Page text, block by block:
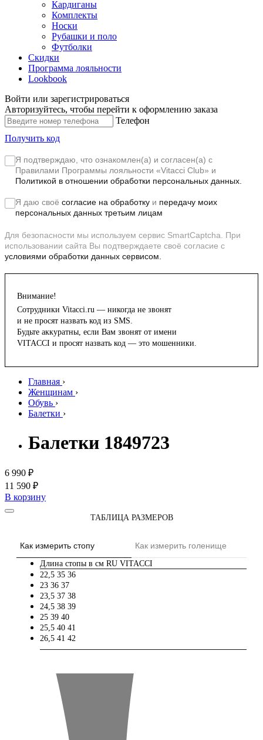
Кардиганы
Комплекты
Носки
Рубашки и поло
Футболки
Скидки
Программа лояльности
Lookbook
Войти или зарегистрироваться
Авторизуйтесь, чтобы перейти к оформлению заказа
Телефон
Получить код
Я подтверждаю, что ознакомлен(а) и согласен(а) с
Правилами Программы лояльности «Vitacci Club» и
Политикой в отношении обработки персональных данных.
Я даю своё согласие на обработку и передачу моих
персональных данных третьим лицам
Для безопасности мы используем сервис SmartCaptcha. При
использовании сайта Вы подтверждаете своё согласие с
условиями обработки данных сервисом.
Внимание!
Сотрудники Vitacci.ru — никогда не звонят
и не просят назвать код из SMS.
Будьте аккуратны, если Вам звонят от имени
VITACCI и просят назвать код — это мошенники.
Главная ›
Женщинам ›
Обувь ›
Балетки ›
Балетки 1849723
6 990 ₽
11 590 ₽
В корзину
ТАБЛИЦА РАЗМЕРОВ
Как измерить стопу Как измерить голенище
Длина стопы в см RU VITACCI
22,5 35 36
23 36 37
23,5 37 38
24,5 38 39
25 39 40
25,5 40 41
26,5 41 42